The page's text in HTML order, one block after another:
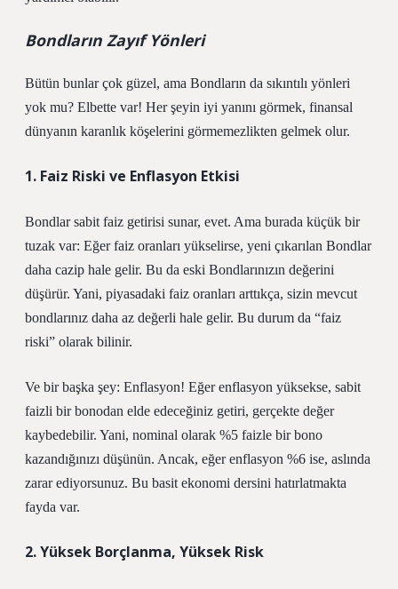
Bondların Zayıf Yönleri
Bütün bunlar çok güzel, ama Bondların da sıkıntılı yönleri
yok mu? Elbette var! Her şeyin iyi yanını görmek, finansal
dünyanın karanlık köşelerini görmemezlikten gelmek olur.
1. Faiz Riski ve Enflasyon Etkisi
Bondlar sabit faiz getirisi sunar, evet. Ama burada küçük bir
tuzak var: Eğer faiz oranları yükselirse, yeni çıkarılan Bondlar
daha cazip hale gelir. Bu da eski Bondlarınızın değerini
düşürür. Yani, piyasadaki faiz oranları arttıkça, sizin mevcut
bondlarınız daha az değerli hale gelir. Bu durum da “faiz
riski” olarak bilinir.
Ve bir başka şey: Enflasyon! Eğer enflasyon yüksekse, sabit
faizli bir bonodan elde edeceğiniz getiri, gerçekte değer
kaybedebilir. Yani, nominal olarak %5 faizle bir bono
kazandığınızı düşünün. Ancak, eğer enflasyon %6 ise, aslında
zarar ediyorsunuz. Bu basit ekonomi dersini hatırlatmakta
fayda var.
2. Yüksek Borçlanma, Yüksek Risk